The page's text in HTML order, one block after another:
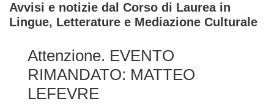
Avvisi e notizie dal Corso di Laurea in
Lingue, Letterature e Mediazione Culturale
Attenzione. EVENTO
RIMANDATO: MATTEO
LEFEVRE